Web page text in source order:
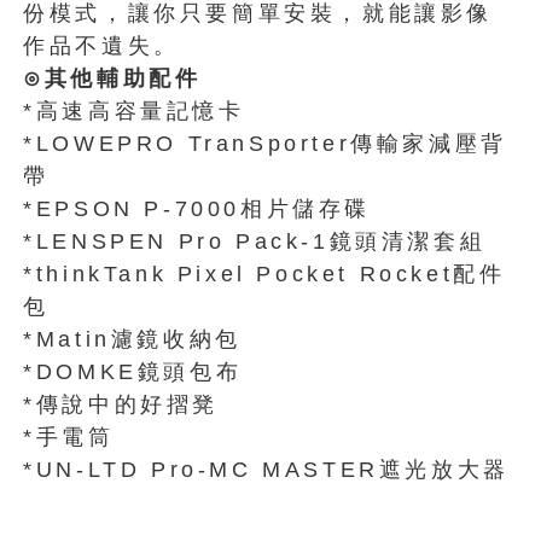
份模式，讓你只要簡單安裝，就能讓影像
作品不遺失。
⊙其他輔助配件
*高速高容量記憶卡
*LOWEPRO TranSporter傳輸家減壓背
帶
*EPSON P-7000相片儲存碟
*LENSPEN Pro Pack-1鏡頭清潔套組
*thinkTank Pixel Pocket Rocket配件
包
*Matin濾鏡收納包
*DOMKE鏡頭包布
*傳說中的好摺凳
*手電筒
*UN-LTD Pro-MC MASTER遮光放大器